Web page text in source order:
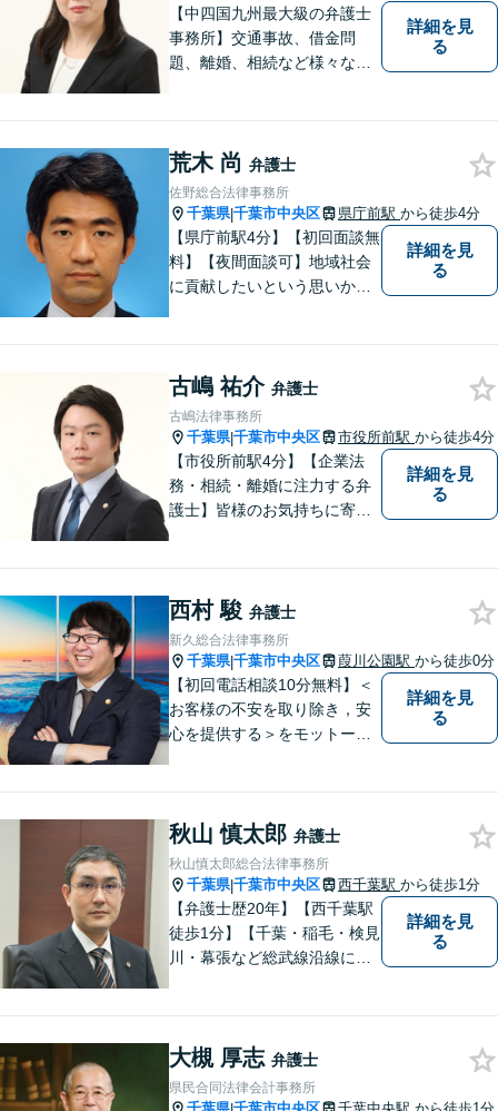
す。
【中四国九州最大級の弁護士
事務所】交通事故、借金問
題、離婚、相続など様々な問
い！
詳細を見
る
荒木 尚 弁護士
佐野総合法律事務所
千葉県|千葉市中央区 県庁前駅 から徒歩4分
【県庁前駅4分】【初回面談無
料】【夜間面談可】地域社会
に貢献したいという思いか
ラブルから取引・契約上の紛
争、交通事故や刑事事件の支
援まで、多様なご相談を承っ
ております。
詳細を見
る
古嶋 祐介 弁護士
古嶋法律事務所
千葉県|千葉市中央区 市役所前駅 から徒歩4分
【市役所前駅4分】【企業法
務・相続・離婚に注力する弁
護士】皆様のお気持ちに寄り
まいります。お困りごとがあ
れば、お早めにご相談くださ
い。【オンライン相談可】
詳細を見
る
西村 駿 弁護士
新久総合法律事務所
千葉県|千葉市中央区 葭川公園駅 から徒歩0分
【初回電話相談10分無料】＜
お客様の不安を取り除き，安
心を提供する＞をモットーに
電話・メールでお問合せくだ
さい。
詳細を見
る
秋山 慎太郎 弁護士
秋山慎太郎総合法律事務所
千葉県|千葉市中央区 西千葉駅 から徒歩1分
【弁護士歴20年】【西千葉駅
徒歩1分】【千葉・稲毛・検見
川・幕張など総武線沿線にお
などお気軽にお問い合わせく
ださい【個人／企業いずれも
対応実績あり】
詳細を見
る
大槻 厚志 弁護士
県民合同法律会計事務所